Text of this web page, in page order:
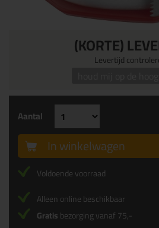
(KORTE)
Levertijd
Aantal
In winkelwagen
Voldoende voorraad
Alleen online beschikbaar
Gratisbezorging vanaf 75,-